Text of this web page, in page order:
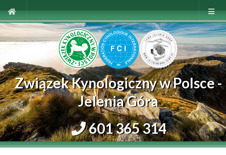
Związek Kynologiczny w Polsce -
Jelenia Góra
601 365 314